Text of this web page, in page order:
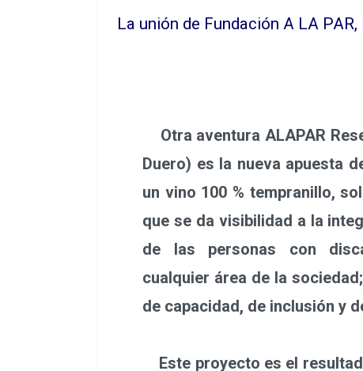
La unión de Fundación A LA
Otra aventura ALAPAR
Duero) es la nueva apuesta
un vino 100 % tempranillo,
que se da visibilidad a la
de las personas con
cualquier área de la
de capacidad, de inclusión y
Este proyecto es el